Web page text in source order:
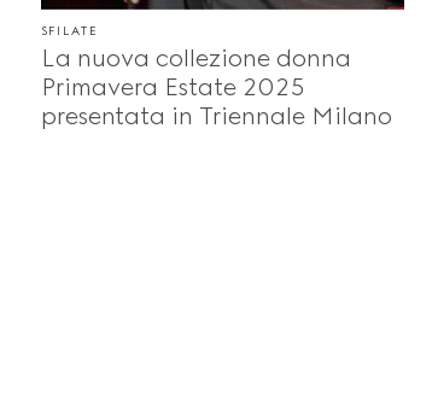
SFILATE
La nuova collezione donna
Primavera Estate 2025
presentata in Triennale Milano